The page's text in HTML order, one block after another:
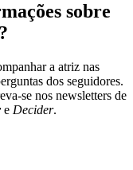
sobre
a atriz nas
dos seguidores.
nos newsletters de
e Decider.